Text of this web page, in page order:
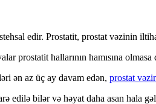
edir. Prostatit, prostat vəzinin
prostatit hallarının hamısına
ən az üç ay davam edən, prostat
edilə bilər və həyat daha asan hala